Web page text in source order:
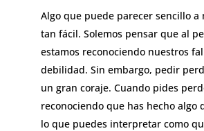
Algo que puede parecer sencillo a
tan fácil. Solemos pensar que al
estamos reconociendo nuestros
debilidad. Sin embargo, pedir
un gran coraje. Cuando pides
reconociendo que has hecho algo
lo que puedes interpretar como